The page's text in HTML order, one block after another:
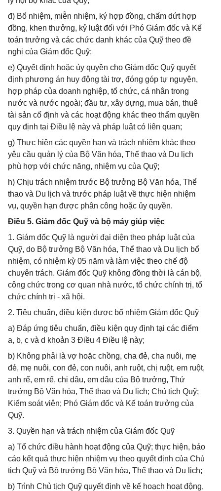
đ) Bổ nhiệm, miễn nhiệm, ký hợp đồng, chấm dứt hợp
đồng, khen thưởng, kỷ luật đối với Phó Giám đốc và Kế
toán trưởng và các chức danh khác của Quỹ theo đề
nghị của Giám đốc Quỹ;
e) Quyết định hoặc ủy quyền cho Giám đốc Quỹ quyết
định phương án huy động tài trợ, đóng góp tự nguyện,
hợp pháp của doanh nghiệp, tổ chức, cá nhân trong
nước và nước ngoài; đầu tư, xây dựng, mua bán, thuê
tài sản cố định và các hoạt động khác theo thẩm quyền
quy định tại Điều lệ này và pháp luật có liên quan;
g) Thực hiện các quyền hạn và trách nhiệm khác theo
yêu cầu quản lý của Bộ Văn hóa, Thể thao và Du lịch
phù hợp với chức năng, nhiệm vụ của Quỹ;
h) Chịu trách nhiệm trước Bộ trưởng Bộ Văn hóa, Thể
thao và Du lịch và trước pháp luật về thực hiện nhiệm
vụ, quyền hạn được phân công hoặc ủy quyền.
Điều 5. Giám đốc Quỹ và bộ máy giúp việc
1. Giám đốc Quỹ là người đại diện theo pháp luật của
Quỹ, do Bộ trưởng Bộ Văn hóa, Thể thao và Du lịch bổ
nhiệm, có nhiệm kỳ 05 năm và làm việc theo chế độ
chuyên trách. Giám đốc Quỹ không đồng thời là cán bộ,
công chức trong cơ quan nhà nước, tổ chức chính trị, tổ
chức chính trị - xã hội.
2. Tiêu chuẩn, điều kiện được bổ nhiệm Giám đốc Quỹ
a) Đáp ứng tiêu chuẩn, điều kiện quy định tại các điểm
a, b, c và d khoản 3 Điều 4 Điều lệ này;
b) Không phải là vợ hoặc chồng, cha đẻ, cha nuôi, mẹ
đẻ, mẹ nuôi, con đẻ, con nuôi, anh ruột, chị ruột, em ruột,
anh rể, em rể, chị dâu, em dâu của Bộ trưởng, Thứ
trưởng Bộ Văn hóa, Thể thao và Du lịch; Chủ tịch Quỹ;
Kiểm soát viên; Phó Giám đốc và Kế toán trưởng của
Quỹ.
3. Quyền hạn và trách nhiệm của Giám đốc Quỹ
a) Tổ chức điều hành hoạt động của Quỹ; thực hiện, báo
cáo kết quả thực hiện nhiệm vụ theo quyết định của Chủ
tịch Quỹ và Bộ trưởng Bộ Văn hóa, Thể thao và Du lịch;
b) Trình Chủ tịch Quỹ quyết định về kế hoạch hoạt động,